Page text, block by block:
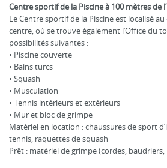
Centre sportif de la Piscine à 100 mètres de
Le Centre sportif de la Piscine est localisé
centre, où se trouve également l’Office du
possibilités suivantes :
• Piscine couverte
• Bains turcs
• Squash
• Musculation
• Tennis intérieurs et extérieurs
• Mur et bloc de grimpe
Matériel en location : chaussures de sport
tennis, raquettes de squash
Prêt : matériel de grimpe (cordes,